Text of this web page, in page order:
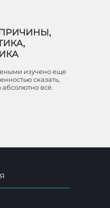
изучено еще
сказать,
всё.